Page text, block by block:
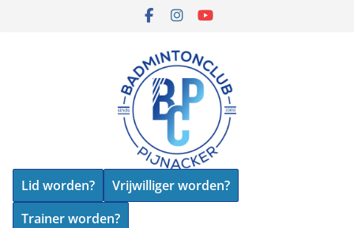
Lid worden?
Vrijwilliger worden?
Trainer worden?